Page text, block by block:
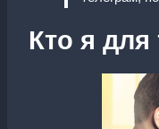
Кто я для